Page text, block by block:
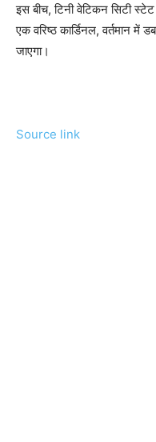
इस बीच, टिनी वेटिकन सिटी
एक वरिष्ठ कार्डिनल, वर्तमान में
जाएगा।
Source link